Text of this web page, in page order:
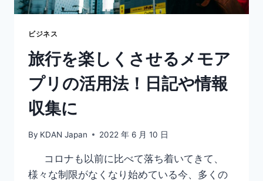
プ
ま
で
出
来
プ
ビジネス
旅行を楽しくさせるメモア
プリの活用法！日記や情報
収集に
By KDAN Japan 2022 年 6 月 10 日
コロナも以前に比べて落ち着いてきて、
様々な制限がなくなり始めている今、多くの